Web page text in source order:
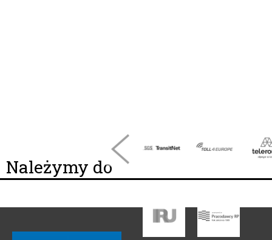
Należymy do